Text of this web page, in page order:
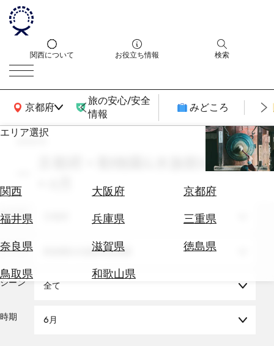
関西について お役立ち情報 検索
京都府
関西広域MAP
旅の安心/安全
情報
みどころ
エリア選択
関西 大阪府
京都府
福井県
兵庫県
三重県
奈良県
滋賀県
徳島県
鳥取県
和歌山県
エ
券
テ
を
search
京都府 × 動物園&水族館&植物園
エリア
テーマ 動物園&水族館&植物園
シーン 全て
時期 6月